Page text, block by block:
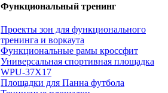
Функциональный тренинг
Проекты зон для функционального
тренинга и воркаута
Функциональные рамы кроссфит
Универсальная спортивная площадка
WPU-37X17
Площадки для Панна футбола